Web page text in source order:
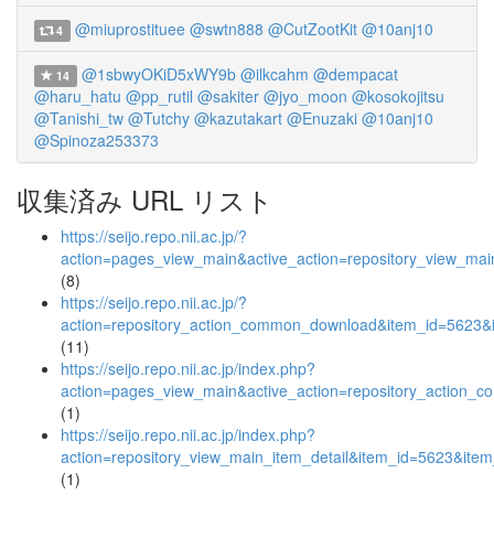
4 @miuprostituee @swtn888 @CutZootKit @10anj10
14 @1sbwyOKiD5xWY9b @ilkcahm @dempacat
@haru_hatu @pp_rutil @sakiter @jyo_moon @kosokojitsu
@Tanishi_tw @Tutchy @kazutakart @Enuzaki @10anj10
@Spinoza253373
収集済み URL リスト
https://seijo.repo.nii.ac.jp/?
(8)
https://seijo.repo.nii.ac.jp/?
(11)
https://seijo.repo.nii.ac.jp/index.php?
(1)
https://seijo.repo.nii.ac.jp/index.php?
(1)